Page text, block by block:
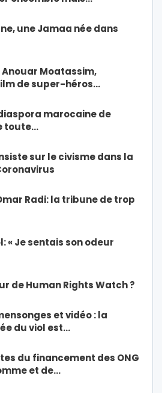
une Jamaa née dans
Moatassim,
de super-héros…
marocaine de
toute…
sur le civisme dans la
Radi: la tribune de trop
« Je sentais son odeur
de Human Rights Watch ?
et vidéo : la
du viol est…
du financement des ONG
et de…